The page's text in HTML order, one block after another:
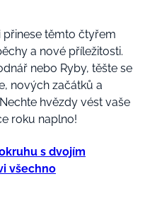
přinese těmto čtyřem
a nové příležitosti.
nebo Ryby, těšte se
nových začátků a
hvězdy vést vaše
roku naplno!
s dvojím
všechno